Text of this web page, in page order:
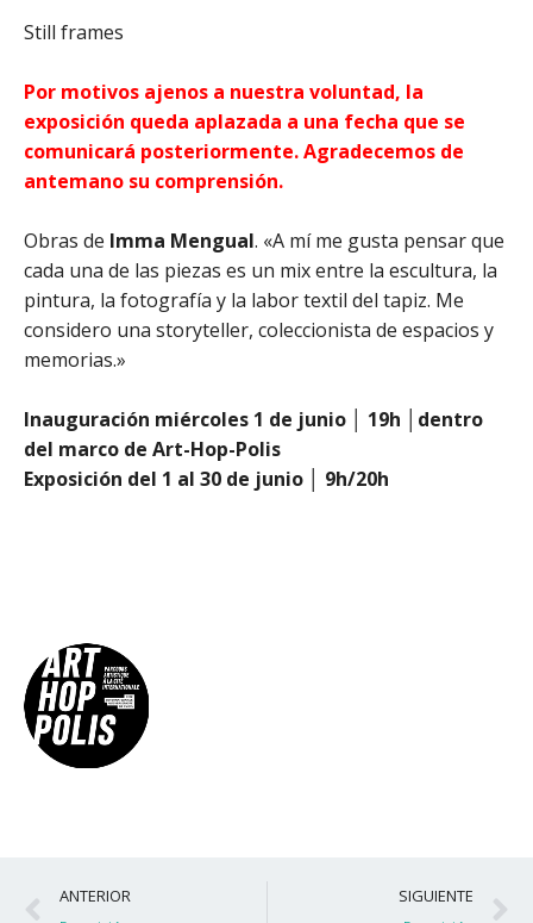
Still frames
Por motivos ajenos a nuestra voluntad, la
exposición queda aplazada a una fecha que se
comunicará posteriormente. Agradecemos de
antemano su comprensión.
Obras de Imma Mengual. «A mí me gusta pensar que
cada una de las piezas es un mix entre la escultura, la
pintura, la fotografía y la labor textil del tapiz. Me
considero una storyteller, coleccionista de espacios y
memorias.»
Inauguración miércoles 1 de junio │ 19h │dentro
del marco de Art-Hop-Polis
Exposición del 1 al 30 de junio │ 9h/20h
Ant
ANTERIOR SIGUIENTE